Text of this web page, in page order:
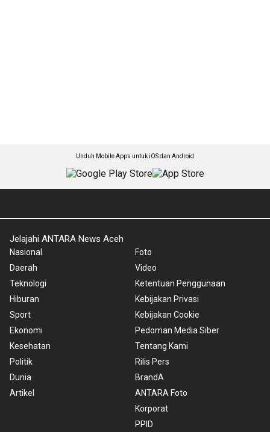
Unduh Mobile Apps untuk iOS dan Android
Jelajahi ANTARA News Aceh
Nasional
Daerah
Teknologi
Hiburan
Sport
Ekonomi
Kesehatan
Politik
Dunia
Artikel
Foto
Video
Ketentuan Penggunaan
Kebijakan Privasi
Kebijakan Cookie
Pedoman Media Siber
Tentang Kami
Rilis Pers
BrandA
ANTARA Foto
Korporat
PPID